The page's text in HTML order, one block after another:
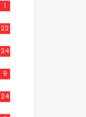
1
22
24
9
24